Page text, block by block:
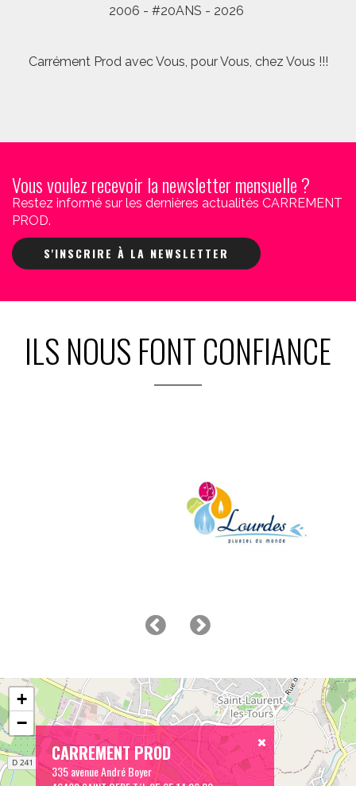
2006 - #20ANS - 2026
Carrément Prod avec Vous, pour Vous, chez Vous !!!
Vous voulez recevoir la newsletter mensuelle ?
Restez informé sur les dernières actualités CARREMENT
PROD.
S'INSCRIRE À LA NEWSLETTER
ILS NOUS FONT CONFIANCE
CARREMENT PROD
335 avenue André Boyer
+
−